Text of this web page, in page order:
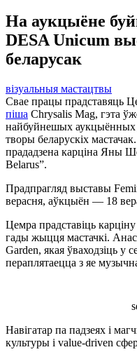
На аукцыёне
DESA Unicum
беларусак
візуальныя мастацтвы
Свае працы прадставяць
піша Сhrysalis Mag, гэта
найбуйнешых аукцыённых
творы беларускіх
прададзена карціна Яны
Belarus”.
Прадпрагляд выставы
верасня, аўкцыён — 18
Цемра прадставіць
гады жыцця мастачкі.
Garden, якая ўваходзіць у
пераплятаецца з яе
Навігатар па падзеях і
культуры і value-driven